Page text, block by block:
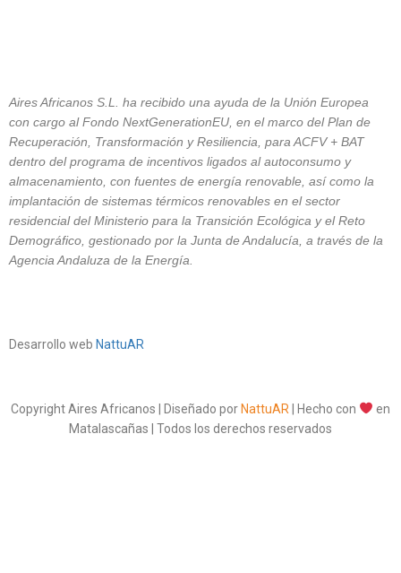
Aires Africanos S.L. ha recibido una ayuda de la Unión Europea
con cargo al Fondo NextGenerationEU, en el marco del Plan de
Recuperación, Transformación y Resiliencia, para ACFV + BAT
dentro del programa de incentivos ligados al autoconsumo y
almacenamiento, con fuentes de energía renovable, así como la
implantación de sistemas térmicos renovables en el sector
residencial del Ministerio para la Transición Ecológica y el Reto
Demográfico, gestionado por la Junta de Andalucía, a través de la
Agencia Andaluza de la Energía.
Desarrollo web NattuAR
Copyright Aires Africanos | Diseñado por NattuAR | Hecho con
en
Matalascañas | Todos los derechos reservados